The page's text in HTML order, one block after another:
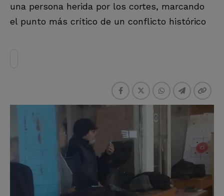
una persona herida por los cortes, marcando
el punto más crítico de un conflicto histórico